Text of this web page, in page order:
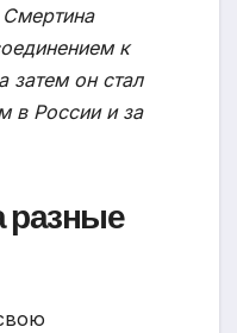
к
он стал
в России и за
разные